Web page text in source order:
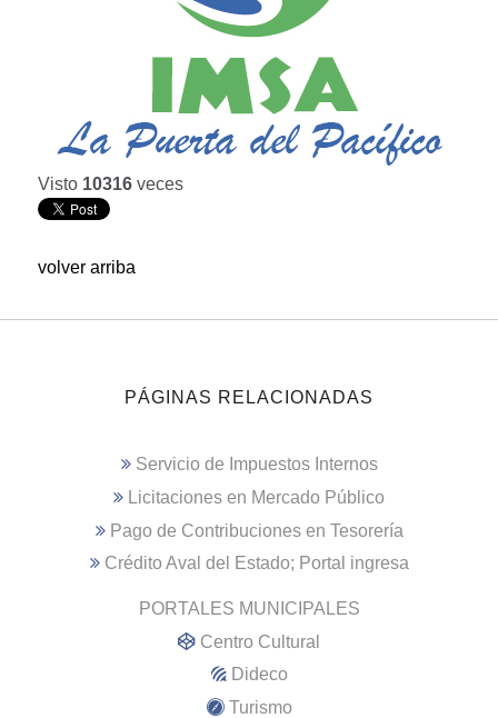
Visto 10316 veces
volver arriba
PÁGINAS RELACIONADAS
Servicio de Impuestos Internos
Licitaciones en Mercado Público
Pago de Contribuciones en Tesorería
Crédito Aval del Estado; Portal ingresa
PORTALES MUNICIPALES
Centro Cultural
Dideco
Turismo